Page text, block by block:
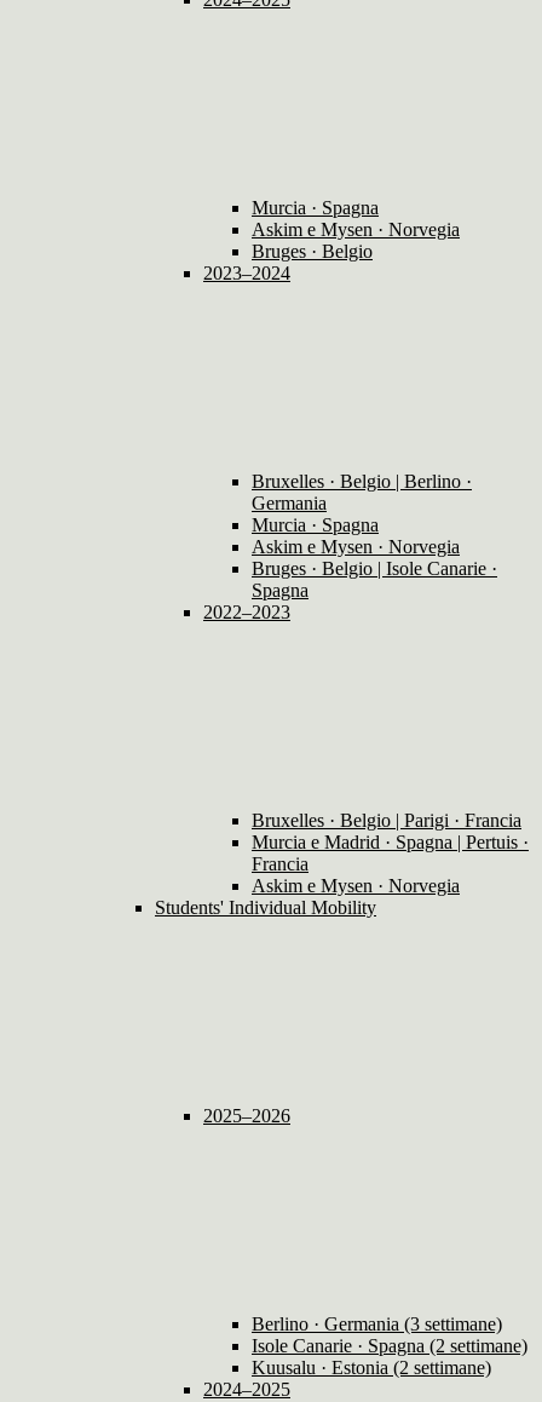
Murcia · Spagna
Askim e Mysen · Norvegia
Bruges · Belgio
2023–2024
Bruxelles · Belgio | Berlino ·
Germania
Murcia · Spagna
Askim e Mysen · Norvegia
Bruges · Belgio | Isole Canarie ·
Spagna
2022–2023
Bruxelles · Belgio | Parigi · Francia
Murcia e Madrid · Spagna | Pertuis ·
Francia
Askim e Mysen · Norvegia
Students' Individual Mobility
2025–2026
Berlino · Germania (3 settimane)
Isole Canarie · Spagna (2 settimane)
Kuusalu · Estonia (2 settimane)
2024–2025